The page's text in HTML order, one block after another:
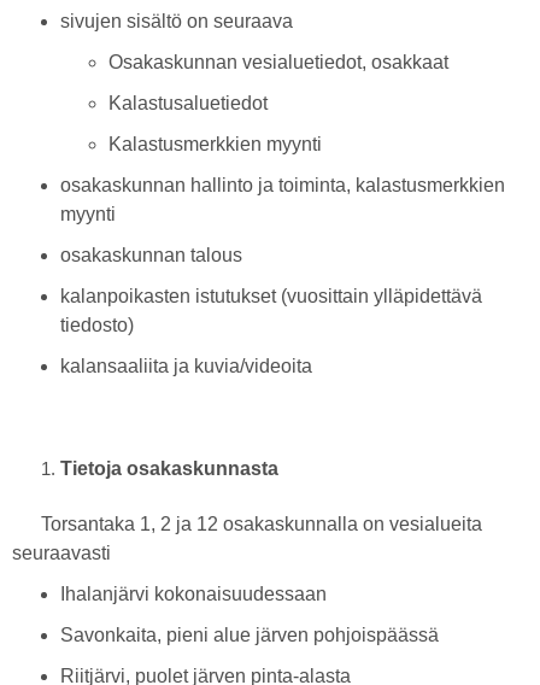
sivujen sisältö on seuraava
Osakaskunnan vesialuetiedot, osakkaat
Kalastusaluetiedot
Kalastusmerkkien myynti
osakaskunnan hallinto ja toiminta, kalastusmerkkien
myynti
osakaskunnan talous
kalanpoikasten istutukset (vuosittain ylläpidettävä
tiedosto)
kalansaaliita ja kuvia/videoita
Tietoja osakaskunnasta
Torsantaka 1, 2 ja 12 osakaskunnalla on vesialueita
seuraavasti
Ihalanjärvi kokonaisuudessaan
Savonkaita, pieni alue järven pohjoispäässä
Riitjärvi, puolet järven pinta-alasta